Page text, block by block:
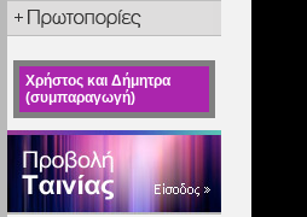
Χρήστος και Δήμητρα
(συμπαραγωγή)